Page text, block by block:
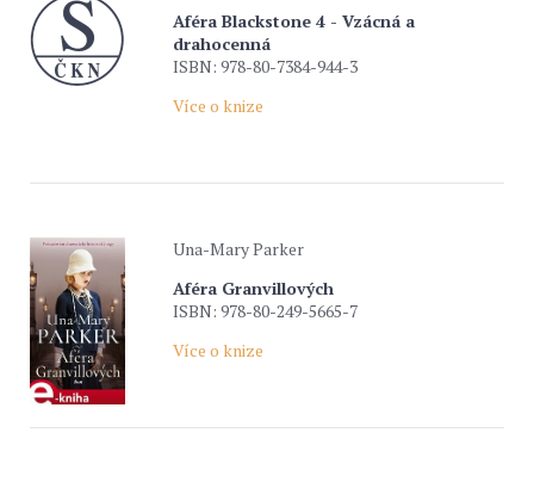
Aféra Blackstone 4 - Vzácná a
drahocenná
ISBN: 978-80-7384-944-3
Více o knize
Una-Mary Parker
Aféra Granvillových
ISBN: 978-80-249-5665-7
Více o knize